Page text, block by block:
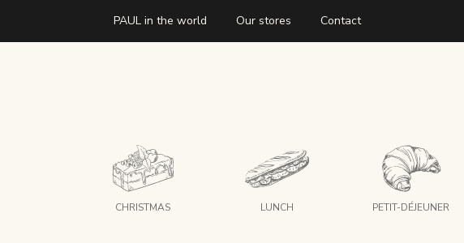
PAUL in the world Our stores Contact
CHRISTMAS LUNCH PETIT-DÉJEUNER